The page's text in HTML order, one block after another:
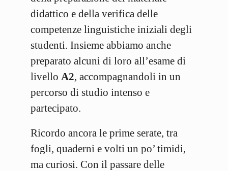
didattico e della verifica delle
competenze linguistiche iniziali degli
studenti. Insieme abbiamo anche
preparato alcuni di loro all’esame di
livello A2, accompagnandoli in un
percorso di studio intenso e
partecipato.
Ricordo ancora le prime serate, tra
fogli, quaderni e volti un po’ timidi,
ma curiosi. Con il passare delle